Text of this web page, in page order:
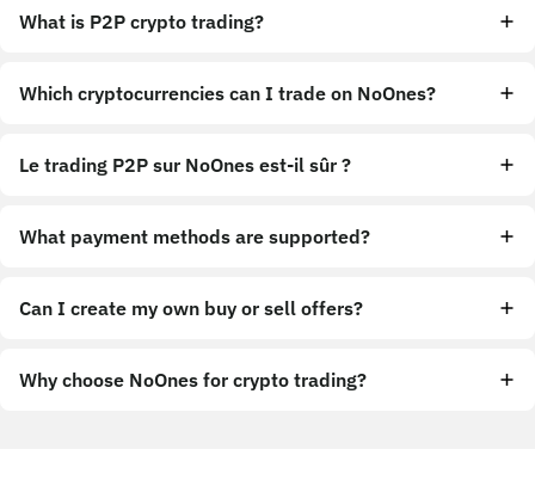
What is P2P crypto trading?
Which cryptocurrencies can I trade on NoOnes?
Le trading P2P sur NoOnes est-il sûr ?
What payment methods are supported?
Can I create my own buy or sell offers?
Why choose NoOnes for crypto trading?